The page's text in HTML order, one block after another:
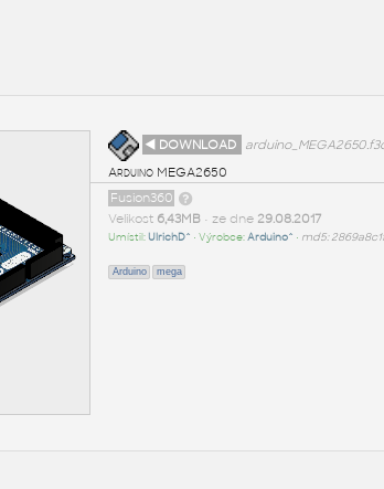
◄ DOWNLOAD
Arduino MEGA2650
Fusion360
Velikost 6,43MB• ze dne 29.08.2017
Umístil:UlrichD^ • Výrobce:Arduino^ • md5:
Arduino mega